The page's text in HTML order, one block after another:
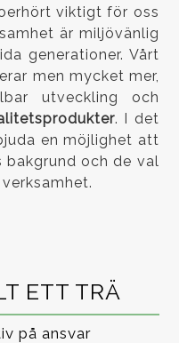
viktigt för oss
är miljövänlig
generationer. Vårt
men mycket mer,
utveckling och
. I det
en möjlighet att
och de val
ETT TRÄ
på ansvar